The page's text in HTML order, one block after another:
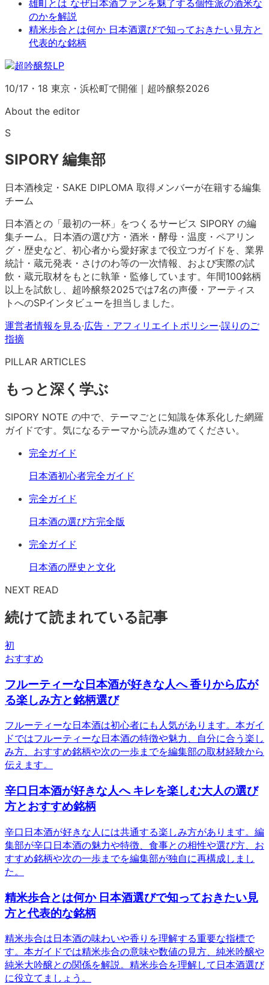
雄町とは なぜ日本酒ファンを魅了する個性派の酒米な
のかを解説
精米歩合とは何か 日本酒選びで知っておきたい見方と
代表的な銘柄
10/17・18 東京・浜松町で開催｜超吟醸祭2026
About the editor
S
SIPORY 編集部
日本酒検定・SAKE DIPLOMA 取得メンバーが在籍する編集
チーム
日本酒との「最初の一杯」をつくるサービス SIPORY の編
集チーム。日本酒の選び方・酒米・酵母・温度・ペアリン
グ・歴史など、初心者から愛好家まで役立つガイドを、業界
統計・蔵元発表・さけのわ等の一次情報、および実際の試
飲・蔵元取材をもとに執筆・監修しています。年間100銘柄
以上を試飲し、超吟醸祭2025では7名の声優・アーティス
トへのSPインタビューを担当しました。
運営者情報を見る·広告・アフィリエイトポリシー·誤りのご
指摘
PILLAR ARTICLES
もっと深く学ぶ
SIPORY NOTE の中で、テーマごとに知識を体系化した網羅
ガイドです。気になるテーマから読み進めてください。
完全ガイド
日本酒初心者完全ガイド
完全ガイド
日本酒の選び方完全版
完全ガイド
日本酒の歴史と文化
NEXT READ
続けて読まれている記事
初
おすすめ
フルーティーな日本酒が好きな人へ 香りから広が
る楽しみ方と銘柄選び
フルーティーな日本酒は初心者にも人気があります。本ガイ
ドではフルーティーな日本酒の特徴や魅力、自分に合う楽し
み方、おすすめ銘柄や次の一歩までを編集部の取材経験から
伝えます。
辛口日本酒が好きな人へ キレを楽しむ大人の選び
方とおすすめ銘柄
辛口日本酒が好きな人には共通する楽しみ方があります。編
集部が辛口日本酒の魅力や特徴、食事との相性や選び方、お
すすめ銘柄や次の一歩までを編集部が独自に再構成しまし
た。
精米歩合とは何か 日本酒選びで知っておきたい見
方と代表的な銘柄
精米歩合は日本酒の味わいや香りを理解する重要な指標で
す。本ガイドでは精米歩合の意味や数値の見方、純米吟醸や
純米大吟醸との関係を解説。精米歩合を理解して日本酒選び
に役立てましょう。